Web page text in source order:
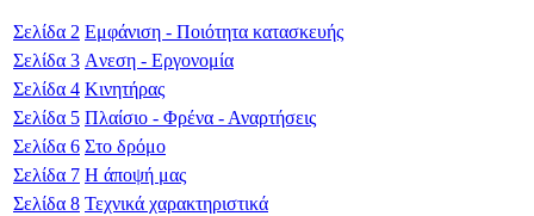
Σελίδα 2 Εμφάνιση - Ποιότητα κατασκευής
Σελίδα 3 Aνεση - Εργονομία
Σελίδα 4 Κινητήρας
Σελίδα 5 Πλαίσιο - Φρένα - Αναρτήσεις
Σελίδα 6 Στο δρόμο
Σελίδα 7 Η άποψή μας
Σελίδα 8 Τεχνικά χαρακτηριστικά